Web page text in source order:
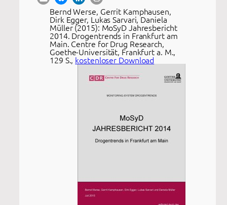
Bernd Werse, Gerrit Kamphausen,
Dirk Egger, Lukas Sarvari, Daniela
Müller (2015): MoSyD Jahresbericht
2014. Drogentrends in Frankfurt am
Main. Centre for Drug Research,
Goethe-Universität, Frankfurt a. M.,
129 S., kostenloser Download